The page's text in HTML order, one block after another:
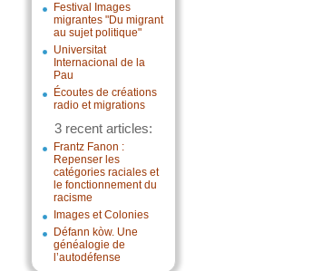
Festival Images
migrantes "Du migrant
au sujet politique"
Universitat
Internacional de la
Pau
Écoutes de créations
radio et migrations
3 recent articles:
Frantz Fanon :
Repenser les
catégories raciales et
le fonctionnement du
racisme
Images et Colonies
Défann kòw. Une
généalogie de
l’autodéfense